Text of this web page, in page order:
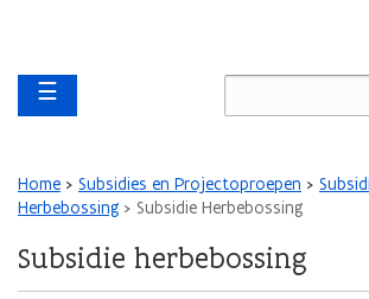
gaan
Main navigation
☰
Kruimelpad
Home Subsidies en Projectoproepen
Herbebossing
Subsidie Herbebossing
Subsidie herbebossing